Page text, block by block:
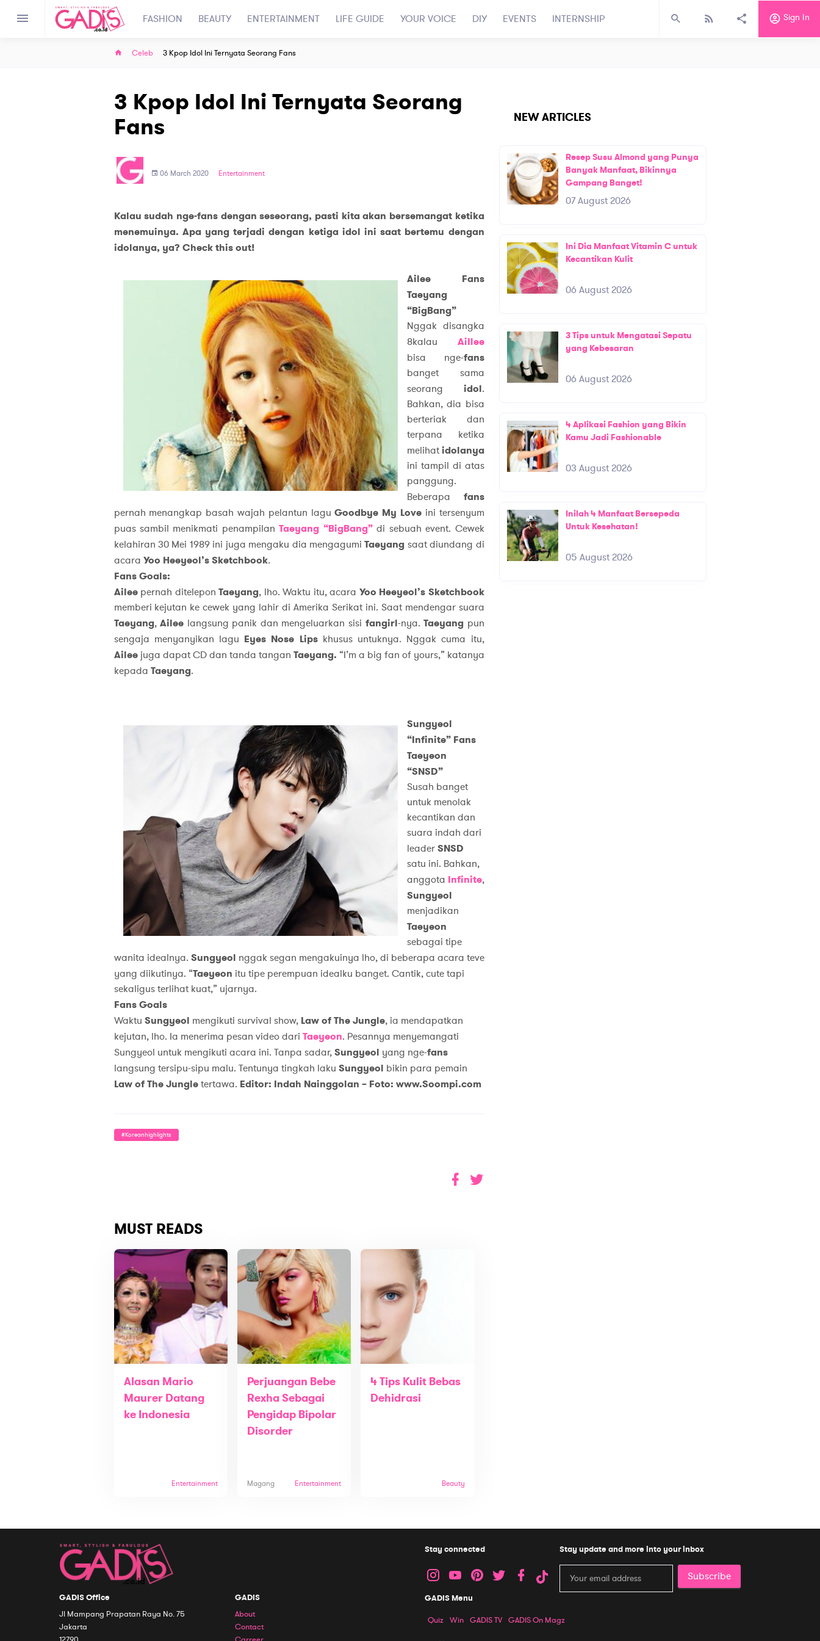
FASHION BEAUTY ENTERTAINMENT LIFE GUIDE YOUR VOICE DIY EVENTS INTERNSHIP Sign In
Celeb 3 Kpop Idol Ini Ternyata Seorang Fans
3 Kpop Idol Ini Ternyata Seorang
Fans
06 March 2020 Entertainment
Kalau sudah nge-fans dengan seseorang, pasti kita akan bersemangat ketika
menemuinya. Apa yang terjadi dengan ketiga idol ini saat bertemu dengan
idolanya, ya? Check this out!
Ailee Fans
Taeyang
“BigBang”
Nggak disangka
8kalau AiIlee
bisa nge-fans
banget sama
seorang idol.
Bahkan, dia bisa
berteriak dan
terpana ketika
melihatidolanya
ini tampil di atas
panggung.
Beberapa fans
pernah menangkap basah wajah pelantun laguGoodbye My Love ini tersenyum
puas sambil menikmati penampilanTaeyang “BigBang”di sebuah event. Cewek
kelahiran 30 Mei 1989 ini juga mengaku dia mengagumiTaeyang saat diundang di
acara Yoo Heeyeol’s Sketchbook.
Fans Goals:
Aileepernah ditelepon Taeyang, lho. Waktu itu, acara Yoo Heeyeol’s Sketchbook
memberi kejutan ke cewek yang lahir di Amerika Serikat ini. Saat mendengar suara
Taeyang,Ailee langsung panik dan mengeluarkan sisi fangirl-nya.Taeyang pun
sengaja menyanyikan lagu Eyes Nose Lipskhusus untuknya. Nggak cuma itu,
Ailee juga dapat CD dan tanda tangan Taeyang. “I’m a big fan of yours,” katanya
kepada Taeyang.
Sungyeol
“Infinite” Fans
Taeyeon
“SNSD”
Susah banget
untuk menolak
kecantikan dan
suara indah dari
leaderSNSD
satu ini. Bahkan,
anggota Infinite,
Sungyeol
menjadikan
Taeyeon
sebagai tipe
wanita idealnya. Sungyeol nggak segan mengakuinya lho, di beberapa acara teve
yang diikutinya. “Taeyeon itu tipe perempuan idealku banget. Cantik, cute tapi
sekaligus terlihat kuat,” ujarnya.
Fans Goals
Waktu Sungyeol mengikuti survival show, Law of The Jungle, ia mendapatkan
kejutan, lho. Ia menerima pesan video dari Taeyeon. Pesannya menyemangati
Sungyeol untuk mengikuti acara ini. Tanpa sadar,Sungyeol yang nge-fans
langsung tersipu-sipu malu. Tentunya tingkah laku Sungyeol bikin para pemain
Law of The Jungletertawa. Editor: Indah Nainggolan – Foto: www.Soompi.com
#koreanhighlights
MUST READS
Alasan Mario
Maurer Datang
ke Indonesia
Entertainment
Perjuangan Bebe
Rexha Sebagai
Pengidap Bipolar
Disorder
Magang Entertainment
4 Tips Kulit Bebas
Dehidrasi
Beauty
NEW ARTICLES
Resep Susu Almond yang Punya
Banyak Manfaat, Bikinnya
Gampang Banget!
07 August 2026
Ini Dia Manfaat Vitamin C untuk
Kecantikan Kulit
06 August 2026
3 Tips untuk Mengatasi Sepatu
yang Kebesaran
06 August 2026
4 Aplikasi Fashion yang Bikin
Kamu Jadi Fashionable
03 August 2026
Inilah 4 Manfaat Bersepeda
Untuk Kesehatan!
05 August 2026
GADIS Office
Jl Mampang Prapatan Raya No. 75
Jakarta
GADIS
About
Contact
Stay connected Stay update and more into your inbox
Subscribe
GADIS Menu
Quiz Win GADIS TV GADIS On Magz